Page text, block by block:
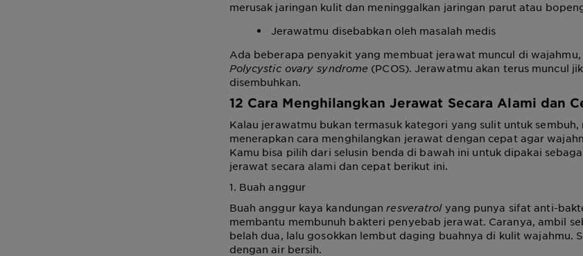
merusak jaringan kulit dan meninggalkan jaringan parut atau
Jerawatmu disebabkan oleh masalah medis
Ada beberapa penyakit yang membuat jerawat muncul di wajahmu,
Polycystic ovary syndrome (PCOS). Jerawatmu akan terus muncul
disembuhkan.
12 Cara Menghilangkan Jerawat Secara Alami dan
Kalau jerawatmu bukan termasuk kategori yang sulit untuk sembuh,
menerapkan cara menghilangkan jerawat dengan cepat agar
Kamu bisa pilih dari selusin benda di bawah ini untuk dipakai
jerawat secara alami dan cepat berikut ini.
1. Buah anggur
Buah anggur kaya kandunganresveratrolyang punya sifat anti-
membantu membunuh bakteri penyebab jerawat. Caranya, ambil
belah dua, lalu gosokkan lembut daging buahnya di kulit wajahmu.
dengan air bersih.